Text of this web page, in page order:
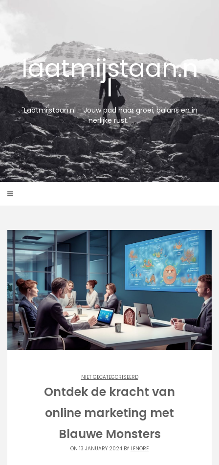
laatmijstaan.n
l
"Laatmijstaan.nl - Jouw pad naar groei, balans en in
nerlijke rust."
NIET GECATEGORISEERD
Ontdek de kracht van
online marketing met
Blauwe Monsters
ON 13 JANUARY 2024 BY LENORE